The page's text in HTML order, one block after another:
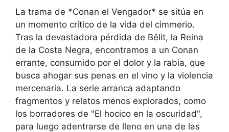
La trama de *Conan el Vengador* se sitúa en
un momento crítico de la vida del cimmerio.
Tras la devastadora pérdida de Bêlit, la Reina
de la Costa Negra, encontramos a un Conan
errante, consumido por el dolor y la rabia, que
busca ahogar sus penas en el vino y la violencia
mercenaria. La serie arranca adaptando
fragmentos y relatos menos explorados, como
los borradores de "El hocico en la oscuridad",
para luego adentrarse de lleno en una de las